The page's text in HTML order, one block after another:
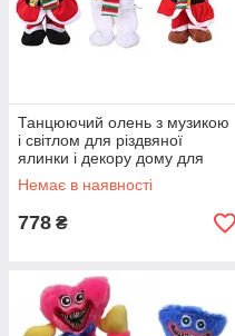
Танцюючий олень з музикою
і світлом для різдвяної
ялинки і декору дому для
дітей Санта-Клаус іграшка-
сніговик
Немає в наявності
778 ₴